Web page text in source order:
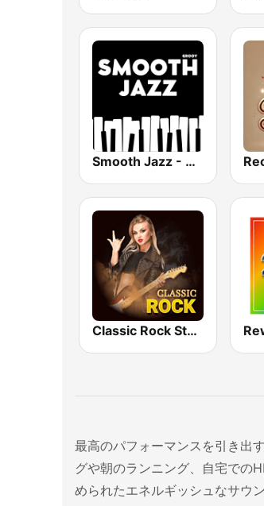
Smooth Jazz - Groov
Classic Rock Station
最高のパフォーマンスを引き出
グや朝のランニング、自宅での
められたエネルギッシュなサウ